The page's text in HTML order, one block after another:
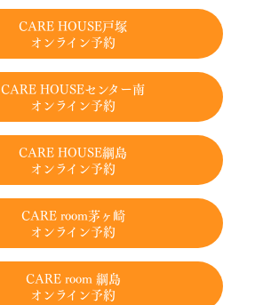
CARE HOUSE戸塚
オンライン予約
CARE HOUSEセンター南
オンライン予約
CARE HOUSE綱島
オンライン予約
CARE room茅ヶ崎
オンライン予約
CARE room 綱島
オンライン予約